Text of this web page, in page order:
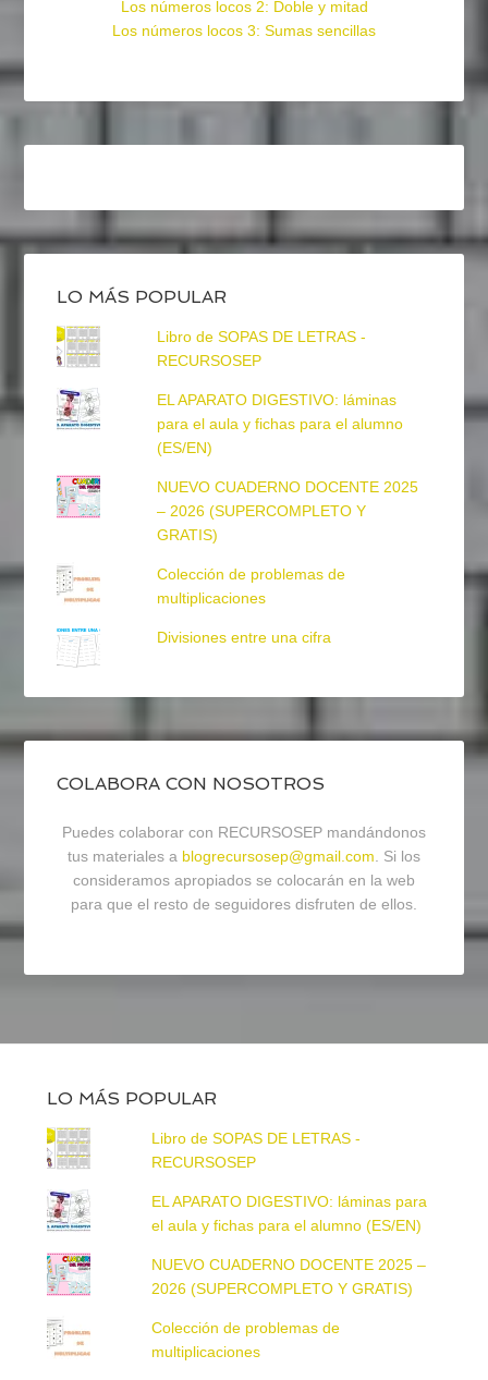
Los números locos 2: Doble y mitad
Los números locos 3: Sumas sencillas
LO MÁS POPULAR
Libro de SOPAS DE LETRAS -
RECURSOSEP
EL APARATO DIGESTIVO: láminas
para el aula y fichas para el alumno
(ES/EN)
NUEVO CUADERNO DOCENTE 2025
– 2026 (SUPERCOMPLETO Y
GRATIS)
Colección de problemas de
multiplicaciones
Divisiones entre una cifra
COLABORA CON NOSOTROS
Puedes colaborar con RECURSOSEP mandándonos
tus materiales a blogrecursosep@gmail.com. Si los
consideramos apropiados se colocarán en la web
para que el resto de seguidores disfruten de ellos.
LO MÁS POPULAR
Libro de SOPAS DE LETRAS -
RECURSOSEP
EL APARATO DIGESTIVO: láminas para
el aula y fichas para el alumno (ES/EN)
NUEVO CUADERNO DOCENTE 2025 –
2026 (SUPERCOMPLETO Y GRATIS)
Colección de problemas de
multiplicaciones